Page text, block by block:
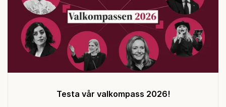
Testa vår valkompass 2026!